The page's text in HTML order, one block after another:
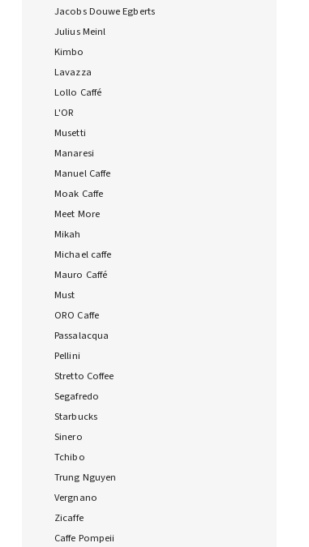
Jacobs Douwe Egberts
Julius Meinl
Kimbo
Lavazza
Lollo Caffé
L'OR
Musetti
Manaresi
Manuel Caffe
Moak Caffe
Meet More
Mikah
Michael caffe
Mauro Caffé
Must
ORO Caffe
Passalacqua
Pellini
Stretto Coffee
Segafredo
Starbucks
Sinero
Tchibo
Trung Nguyen
Vergnano
Zicaffe
Caffe Pompeii